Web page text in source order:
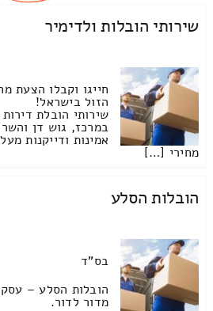
שירותי הובלות ולדימיר
חייגו וקבלו הצעת
הזול בישראל!
שירותי הובלת
במרכז, גוש דן
אמינות ודייקנות
מחירי […]
הובלות הסלע
בס"ד
הובלות הסלע –
מדור לדור.